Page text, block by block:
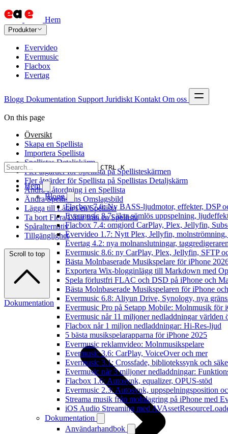
Hem
Produkter
Evervideo
Evermusic
Flacbox
Evertag
Blogg Dokumentation Support Juridiskt Kontakt Om oss
CTRL K
Hem
Blogg
Flacbox 7.6: Ny BASS-ljudmotor, effekter, DSP
Evermusic 8.7: äkta sömlös uppspelning,
Flacbox 7.4: omgjord CarPlay, Plex, Jellyfin,
Evervideo 1.7: Nytt Plex, Jellyfin, molnströmning,
Evertag 4.2: nya molnanslutningar,
Evermusic 8.6: ny CarPlay, Plex, Jellyfin, SFTP
Bästa Molnbaserade Musikspelare för iPhone
Exportera Wix-blogginlägg till Markdown med
Spela förlustfri FLAC och DSD på iPhone och
Bästa Molnbaserade Musikspelaren för iPhone
Evermusic 6.8: Aliyun Drive, Synology, nya
Evermusic Pro på Setapp Mobile: Molnmusik för
Evermusic når 11 miljoner nedladdningar världen
Flacbox når 1 miljon nedladdningar: Hi-Res-ljud
5 bästa musikspelarapparna för iPhone 2025
Evermusic reklamvideo: Molnmusikspelare
Evermusic 3.6: CarPlay, VoiceOver och mer
Evermusic 3.1: Crossfade, bibliotekssynk och
Evermusic når 3 miljoner nedladdningar:
Flacbox 1.6: Autosynk, equalizer, OPUS-stöd
Evermusic 2.3: Autosynk, uppspelningsposition
Streama musik från molnlagring på iPhone med
iOS Audio Streaming med
Dokumentation
Användarhandbok
On this page
Översikt
Skapa en Spellista
Importera Spellista
Spellistas Detaljskärm
Fler åtgärder för Spellista på Spellisteskärmen
Fler åtgärder för Spellista på Spellistas Detaljskärm
Ändra Låtordning i en Spellista
Ändra Spellistans Omslagsbild
Lägga till Låtar i en Spellista
Ta bort Flera Låtar från en Spellista
Spåralternativ
Tillgänglighet
Scroll to top
Dokumentation